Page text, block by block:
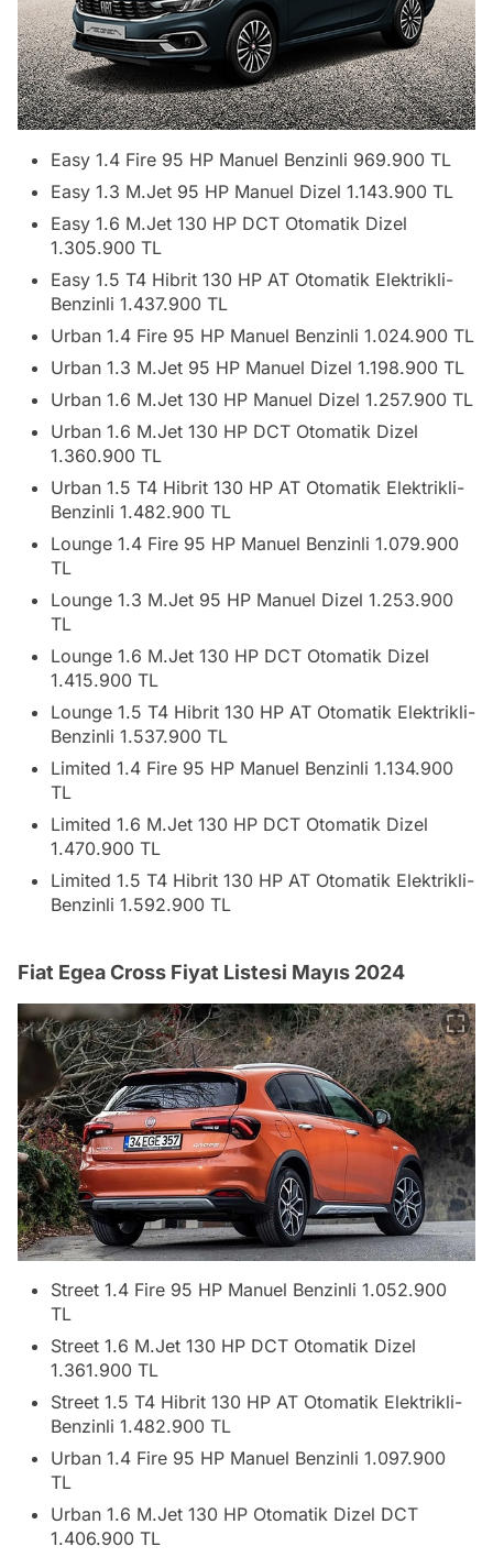
Easy 1.4 Fire 95 HP Manuel Benzinli 969.900 TL
Easy 1.3 M.Jet 95 HP Manuel Dizel 1.143.900 TL
Easy 1.6 M.Jet 130 HP DCT Otomatik Dizel
1.305.900 TL
Easy 1.5 T4 Hibrit 130 HP AT Otomatik Elektrikli-
Benzinli 1.437.900 TL
Urban 1.4 Fire 95 HP Manuel Benzinli 1.024.900 TL
Urban 1.3 M.Jet 95 HP Manuel Dizel 1.198.900 TL
Urban 1.6 M.Jet 130 HP Manuel Dizel 1.257.900 TL
Urban 1.6 M.Jet 130 HP DCT Otomatik Dizel
1.360.900 TL
Urban 1.5 T4 Hibrit 130 HP AT Otomatik Elektrikli-
Benzinli 1.482.900 TL
Lounge 1.4 Fire 95 HP Manuel Benzinli 1.079.900
TL
Lounge 1.3 M.Jet 95 HP Manuel Dizel 1.253.900
TL
Lounge 1.6 M.Jet 130 HP DCT Otomatik Dizel
1.415.900 TL
Lounge 1.5 T4 Hibrit 130 HP AT Otomatik Elektrikli-
Benzinli 1.537.900 TL
Limited 1.4 Fire 95 HP Manuel Benzinli 1.134.900
TL
Limited 1.6 M.Jet 130 HP DCT Otomatik Dizel
1.470.900 TL
Limited 1.5 T4 Hibrit 130 HP AT Otomatik Elektrikli-
Benzinli 1.592.900 TL
Fiat Egea Cross Fiyat Listesi Mayıs 2024
Street 1.4 Fire 95 HP Manuel Benzinli 1.052.900
TL
Street 1.6 M.Jet 130 HP DCT Otomatik Dizel
1.361.900 TL
Street 1.5 T4 Hibrit 130 HP AT Otomatik Elektrikli-
Benzinli 1.482.900 TL
Urban 1.4 Fire 95 HP Manuel Benzinli 1.097.900
TL
Urban 1.6 M.Jet 130 HP Otomatik Dizel DCT
1.406.900 TL